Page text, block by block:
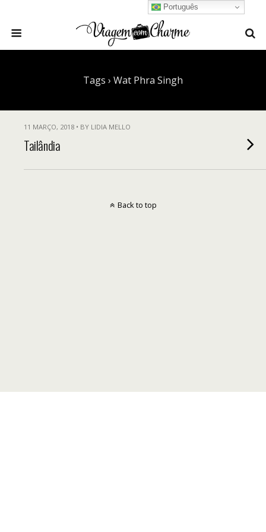
Tags › Wat Phra Singh
11 MARÇO, 2018 • BY LIDIA MELLO
Tailândia
Português
Back to top